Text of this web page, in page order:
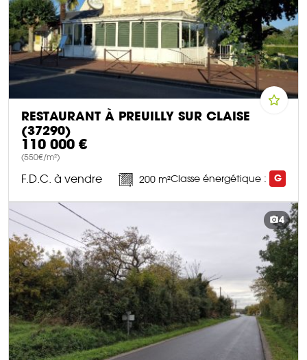
RESTAURANT À PREUILLY SUR CLAISE
(37290)
110 000 €
(550€/m²)
F.D.C. à vendre 200 m²Classe énergétique : G
DÉCOUVRIR CE BIEN
4